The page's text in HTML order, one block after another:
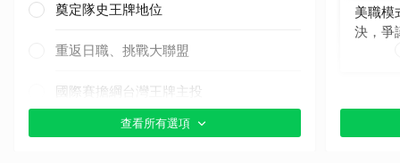
奠定隊史王牌地位
重返日職、挑戰大聯盟
國際賽擔綱台灣王牌主投
其他（歡迎貼文分享）
查看所有選項
美職模
決，爭